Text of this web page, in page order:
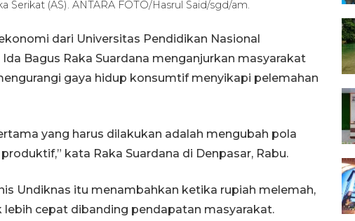
Serikat (AS). ANTARA FOTO/Hasrul Said/sgd/am.
dari Universitas Pendidikan Nasional
Bagus Raka Suardana menganjurkan masyarakat
gaya hidup konsumtif menyikapi pelemahan
yang harus dilakukan adalah mengubah pola
kata Raka Suardana di Denpasar, Rabu.
Undiknas itu menambahkan ketika rupiah melemah,
lebih cepat dibanding pendapatan masyarakat.